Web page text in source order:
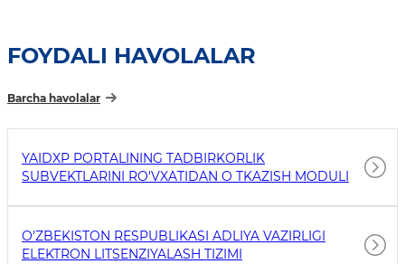
FOYDALI HAVOLALAR
Barcha havolalar
YAIDXP PORTALINING TADBIRKORLIK
SUBVEKTLARINI RO'VXATIDAN O TKAZISH MODULI
O'ZBEKISTON RESPUBLIKASI ADLIYA VAZIRLIGI
ELEKTRON LITSENZIYALASH TIZIMI